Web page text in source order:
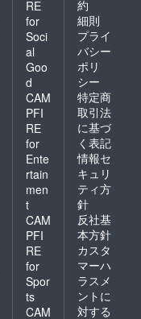
RE
for
Soci
al
Goo
d
CAM
PFI
RE
for
Ente
rtain
men
t
CAM
PFI
RE
for
Spor
ts
CAM
約
細則
プライ
バシー
ポリ
シー
特定商
取引法
に基づ
く表記
情報セ
キュリ
ティ方
針
反社基
本方針
カスタ
マーハ
ラスメ
ントに
対する